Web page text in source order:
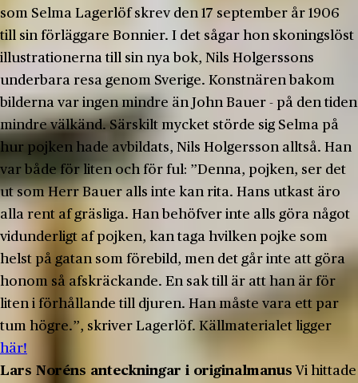
som Selma Lagerlöf skrev den 17 september år 1906
till sin förläggare Bonnier. I det sågar hon skoningslöst
illustrationerna till sin nya bok, Nils Holgerssons
underbara resa genom Sverige. Konstnären bakom
bilderna var ingen mindre än John Bauer - på den tiden
mindre välkänd. Särskilt mycket störde sig Selma på
hur pojken hade avbildats, Nils Holgersson alltså. Han
var både för liten och för ful: ”Denna, pojken, ser det
ut som Herr Bauer alls inte kan rita. Hans utkast äro
alla rent af gräsliga. Han behöfver inte alls göra något
vidunderligt af pojken, kan taga hvilken pojke som
helst på gatan som förebild, men det går inte att göra
honom så afskräckande. En sak till är att han är för
liten i förhållande till djuren. Han måste vara ett par
tum högre.”, skriver Lagerlöf. Källmaterialet ligger
här!
Lars Noréns anteckningar i originalmanus Vi hittade